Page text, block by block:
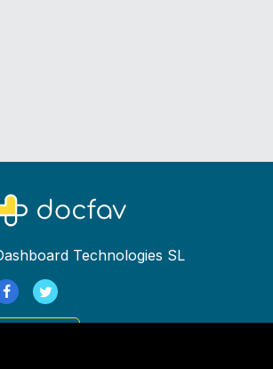
Technologies SL